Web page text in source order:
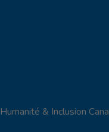
Humanité & Inclusion